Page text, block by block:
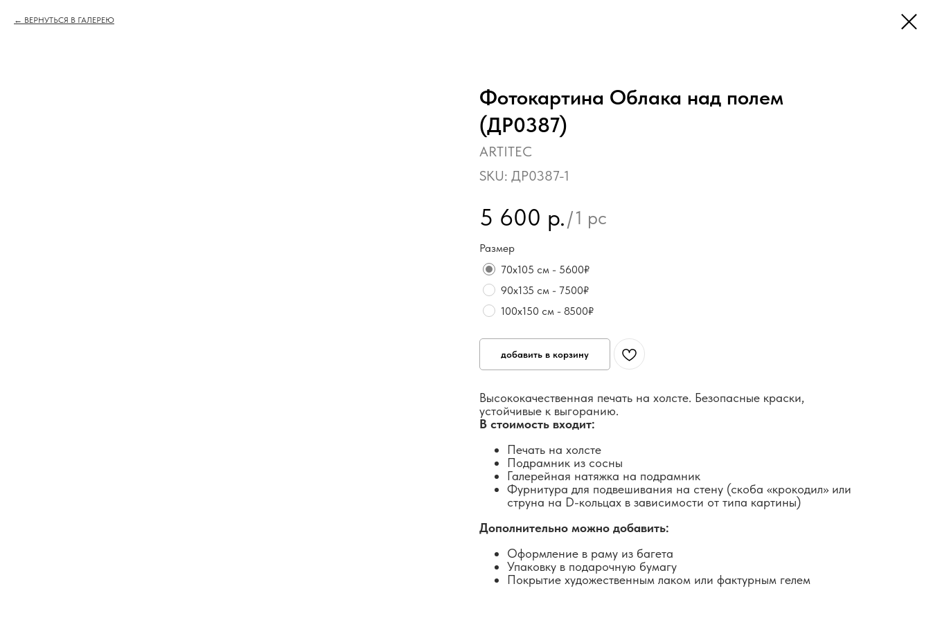
ВЕРНУТЬСЯ В ГАЛЕРЕЮ
Фотокартина Облака над полем
(ДР0387)
ARTITEC
SKU: ДР0387-1
5 600 р./1 pc
Размер
70х105 см - 5600₽
90х135 см - 7500₽
100х150 см - 8500₽
добавить в корзину
Высококачественная печать на холсте. Безопасные краски,
устойчивые к выгоранию.
В стоимость входит:
Печать на холсте
Подрамник из сосны
Галерейная натяжка на подрамник
Фурнитура для подвешивания на стену (скоба «крокодил» или
струна на D-кольцах в зависимости от типа картины)
Дополнительно можно добавить:
Оформление в раму из багета
Упаковку в подарочную бумагу
Покрытие художественным лаком или фактурным гелем